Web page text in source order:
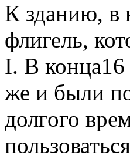
К зданию, в
флигель,
I. В конца16
же и были
долгого